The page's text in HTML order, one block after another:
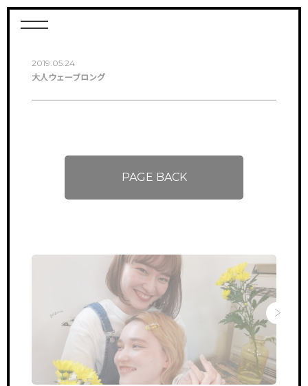
大人ウェーブロング
2019.05.24
PAGE BACK